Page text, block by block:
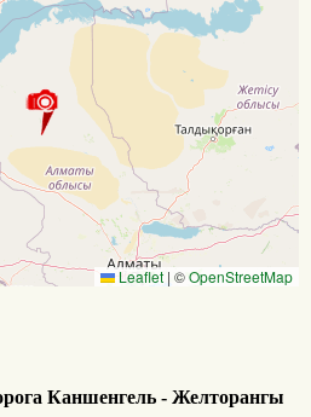
Leaflet | ©OpenStreetMap
Каншенгель - Желторангы